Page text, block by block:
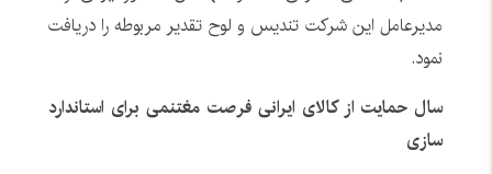
مدیرعامل این شرکت تندیس و لوح تقدیر مربوطه را دریافت
نمود.
سال حمایت از کالای ایرانی فرصت مغتنمی برای استاندارد
سازی